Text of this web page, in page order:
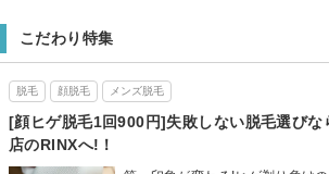
こだわり特集
脱毛 顔脱毛 メンズ脱毛
[顔ヒゲ脱毛1回900円]失敗しない脱毛選びな
店のRINXへ!！